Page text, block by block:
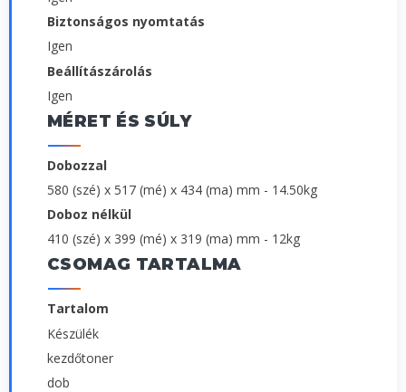
Biztonságos nyomtatás
Igen
Beállítászárolás
Igen
MÉRET ÉS SÚLY
Dobozzal
580 (szé) x 517 (mé) x 434 (ma) mm - 14.50kg
Doboz nélkül
410 (szé) x 399 (mé) x 319 (ma) mm - 12kg
CSOMAG TARTALMA
Tartalom
Készülék
kezdőtoner
dob